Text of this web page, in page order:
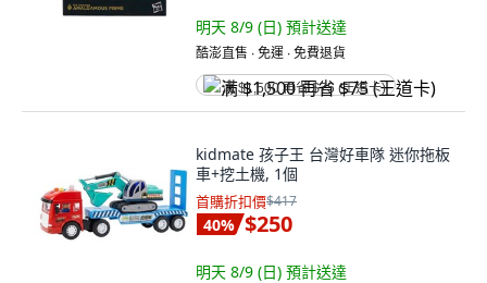
明天 8/9 (日) 預計送達
酷澎直售 ∙ 免運 ∙ 免費退貨
满 $1,500 再省 $75 (王道卡)
kidmate 孩子王 台灣好車隊 迷你拖板
車+挖土機, 1個
首購折扣價$417
40% $250
明天 8/9 (日) 預計送達